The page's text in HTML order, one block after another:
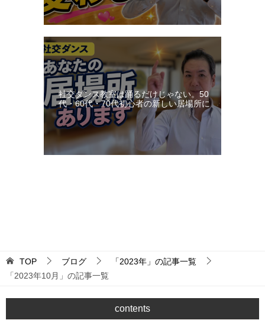
社交ダンス教室は踊るだけじゃない。50
代・60代・70代初心者の新しい居場所に
TOP ブログ
「2023年」の記事一覧
「2023年10月」の記事一覧
contents